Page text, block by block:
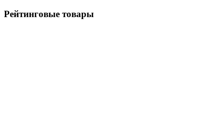
Рейтинговые товары